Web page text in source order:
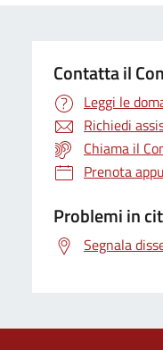
Contatta il
Leggi le
Richiedi
Chiama il
Prenota
Problemi in
Segnala